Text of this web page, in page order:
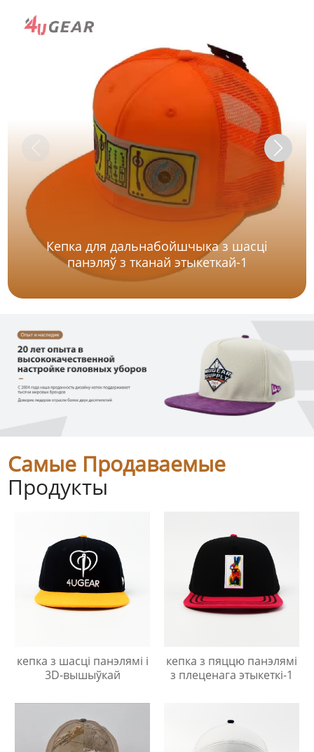
Кепка для дальнабойшчыка з шасці
панэляў з тканай этыкеткай-1
Самые Продаваемые
Продукты
кепка з шасці панэлямі і
3D-вышыўкай
кепка з пяццю панэлямі
з плеценага этыкеткі-1